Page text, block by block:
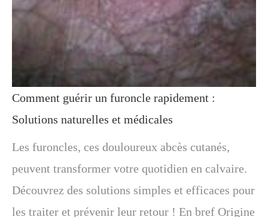
Comment guérir un furoncle rapidement :
Solutions naturelles et médicales
Les furoncles, ces douloureux abcès cutanés,
peuvent transformer votre quotidien en calvaire.
Découvrez des solutions simples et efficaces pour
les traiter et prévenir leur retour ! En bref Origine